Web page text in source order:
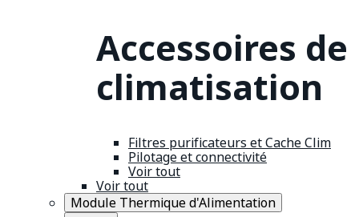
Accessoires de
climatisation
Filtres purificateurs et Cache Clim
Pilotage et connectivité
Voir tout
Voir tout
Module Thermique d'Alimentation